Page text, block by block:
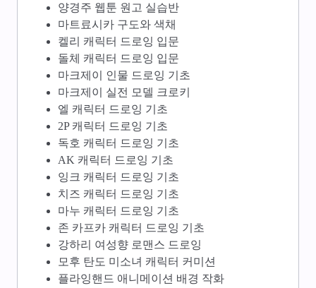
양경주 웹툰 원고 실습반
마트료시카 구도와 색채
켈리 캐릭터 드로잉 입문
돌체 캐릭터 드로잉 입문
마크제이 인물 드로잉 기초
마크제이 실전 모델 크로키
엘 캐릭터 드로잉 기초
2P 캐릭터 드로잉 기초
독호 캐릭터 드로잉 기초
AK 캐릭터 드로잉 기초
잉크 캐릭터 드로잉 기초
치즈 캐릭터 드로잉 기초
마누 캐릭터 드로잉 기초
존 카프카 캐릭터 드로잉 기초
강하리 여성향 로맨스 드로잉
모후 탄도 미소녀 캐릭터 커미션
플라잉핸드 애니메이션 배경 작화